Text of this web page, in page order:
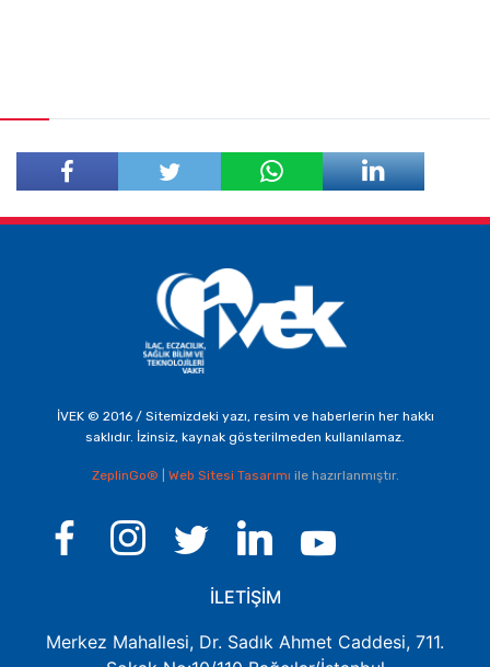
İVEK © 2016 / Sitemizdeki yazı, resim ve haberlerin her hakkı
saklıdır. İzinsiz, kaynak gösterilmeden kullanılamaz.
ZeplinGo® Web Sitesi Tasarımı ile hazırlanmıştır.
İLETİŞİM
Merkez Mahallesi, Dr. Sadık Ahmet Caddesi, 711.